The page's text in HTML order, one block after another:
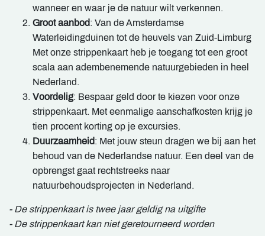
wanneer en waar je de natuur wilt verkennen.
Groot aanbod: Van de Amsterdamse
Waterleidingduinen tot de heuvels van Zuid-Limburg
Met onze strippenkaart heb je toegang tot een groot
scala aan adembenemende natuurgebieden in heel
Nederland.
Voordelig: Bespaar geld door te kiezen voor onze
strippenkaart. Met eenmalige aanschafkosten krijg je
tien procent korting op je excursies.
Duurzaamheid: Met jouw steun dragen we bij aan het
behoud van de Nederlandse natuur. Een deel van de
opbrengst gaat rechtstreeks naar
natuurbehoudsprojecten in Nederland.
- De strippenkaart is twee jaar geldig na uitgifte
- De strippenkaart kan niet geretourneerd worden